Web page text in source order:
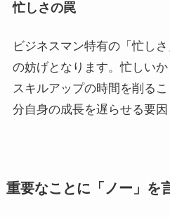
忙しさの罠
ビジネスマン特有の「忙し
の妨げとなります。忙しい
スキルアップの時間を削る
分自身の成長を遅らせる要因
重要なことに「ノー」を